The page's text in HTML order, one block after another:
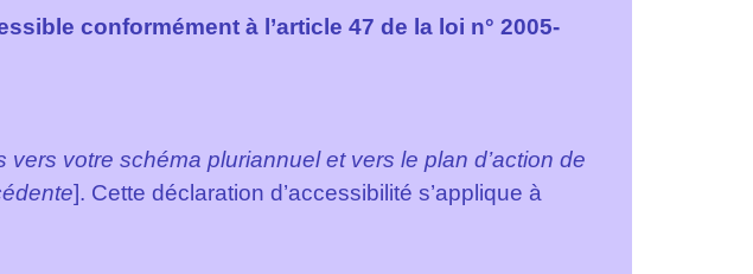
conformément à l’article 47 de la loi n° 2005-
vers votre schéma pluriannuel et vers le plan d’action de
]. Cette déclaration d’accessibilité s’applique à